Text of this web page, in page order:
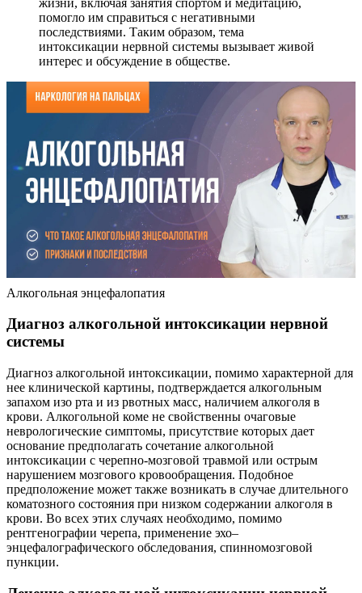
помогло им справиться с негативными
последствиями. Таким образом, тема
интоксикации нервной системы вызывает живой
интерес и обсуждение в обществе.
Алкогольная энцефалопатия
Диагноз алкогольной интоксикации нервной
системы
Диагноз алкогольной интоксикации, помимо характерной для
нее клинической картины, подтверждается алкогольным
запахом изо рта и из рвотных масс, наличием алкоголя в
крови. Алкогольной коме не свойственны очаговые
неврологические симптомы, присутствие которых дает
основание предполагать сочетание алкогольной
интоксикации с черепно-мозговой травмой или острым
нарушением мозгового кровообращения. Подобное
предположение может также возникать в случае длительного
коматозного состояния при низком содержании алкоголя в
крови. Во всех этих случаях необходимо, помимо
рентгенографии черепа, применение эхо–
энцефалографического обследования, спинномозговой
пункции.